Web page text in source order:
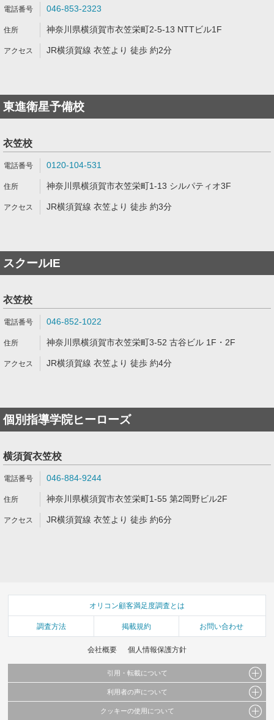
046-853-2323
神奈川県横須賀市衣笠栄町2-5-13 NTTビル1F
JR横須賀線 衣笠より 徒歩 約2分
東進衛星予備校
衣笠校
0120-104-531
神奈川県横須賀市衣笠栄町1-13 シルパティオ3F
JR横須賀線 衣笠より 徒歩 約3分
スクールIE
衣笠校
046-852-1022
神奈川県横須賀市衣笠栄町3-52 古谷ビル 1F・2F
JR横須賀線 衣笠より 徒歩 約4分
個別指導学院ヒーローズ
横須賀衣笠校
046-884-9244
神奈川県横須賀市衣笠栄町1-55 第2岡野ビル2F
JR横須賀線 衣笠より 徒歩 約6分
オリコン顧客満足度調査とは
調査方法 掲載規約 お問い合わせ
会社概要 個人情報保護方針
引用・転載について
当サイトで公開されている情報（文字、写真、イラスト、画像データ等）及びこれらの配
これらの情報を権利者の許可なく無断転載・複製などの二次利用を行うことは固く禁じて
利用者の声について
当サイトに掲載している内容はすべてサービスの利用者が提出された見解・感想です。
クッキーの使用について